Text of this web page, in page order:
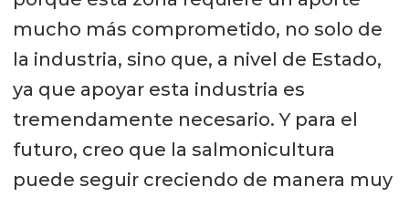
mucho más comprometido, no solo de
la industria, sino que, a nivel de Estado,
ya que apoyar esta industria es
tremendamente necesario. Y para el
futuro, creo que la salmonicultura
puede seguir creciendo de manera muy